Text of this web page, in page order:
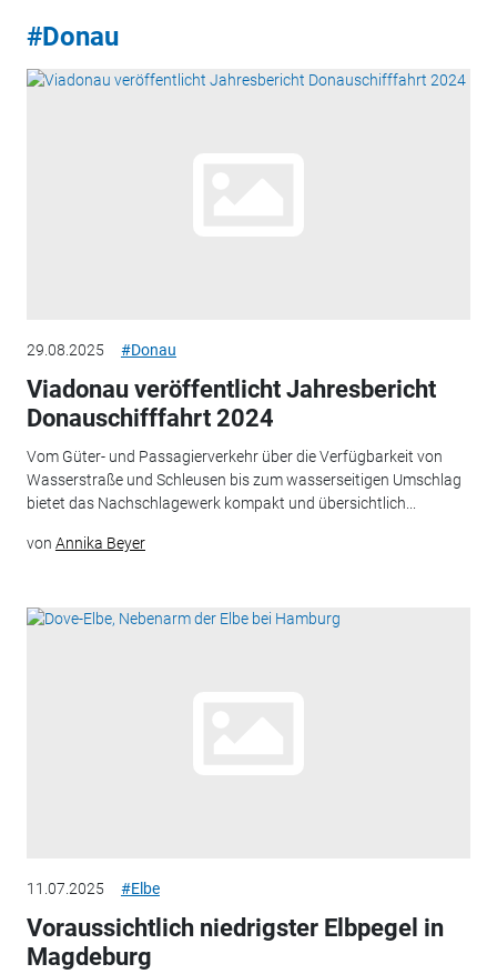
#Donau
29.08.2025 #Donau
Viadonau veröffentlicht Jahresbericht
Donauschifffahrt 2024
Vom Güter- und Passagierverkehr über die Verfügbarkeit von
Wasserstraße und Schleusen bis zum wasserseitigen Umschlag
bietet das Nachschlagewerk kompakt und übersichtlich...
von Annika Beyer
11.07.2025 #Elbe
Voraussichtlich niedrigster Elbpegel in
Magdeburg